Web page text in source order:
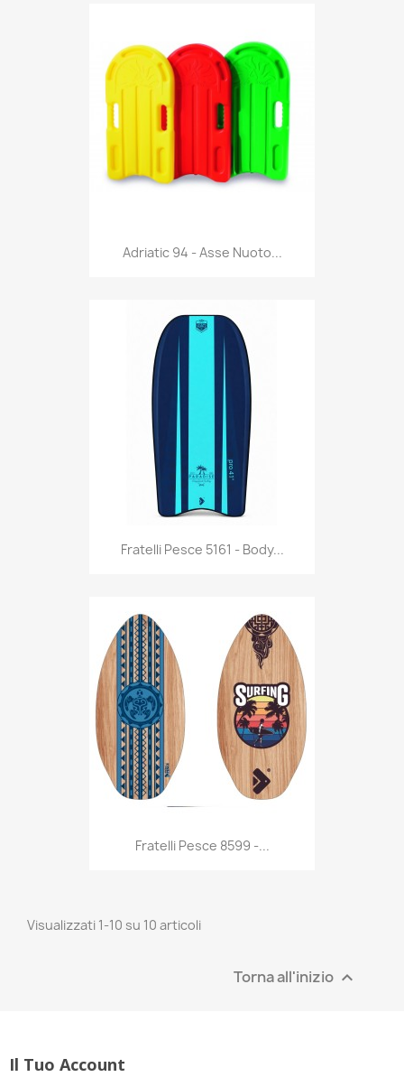
Anteprima
Adriatic 94 - Asse Nuoto...
Anteprima
Fratelli Pesce 5161 - Body...
Anteprima
Fratelli Pesce 8599 -...
Visualizzati 1-10 su 10 articoli
Torna all'inizio 
Il Tuo Account